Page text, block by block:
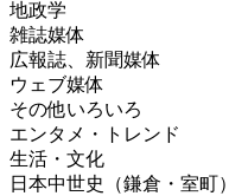
地政学
雑誌媒体
広報誌、新聞媒体
ウェブ媒体
その他いろいろ
エンタメ・トレンド
生活・文化
日本中世史（鎌倉・室町）